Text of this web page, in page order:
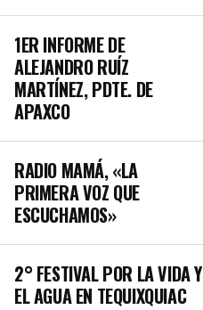
1ER INFORME DE
ALEJANDRO RUÍZ
MARTÍNEZ, PDTE. DE
APAXCO
RADIO MAMÁ, «LA
PRIMERA VOZ QUE
ESCUCHAMOS»
2° FESTIVAL POR LA VIDA Y
EL AGUA EN TEQUIXQUIAC